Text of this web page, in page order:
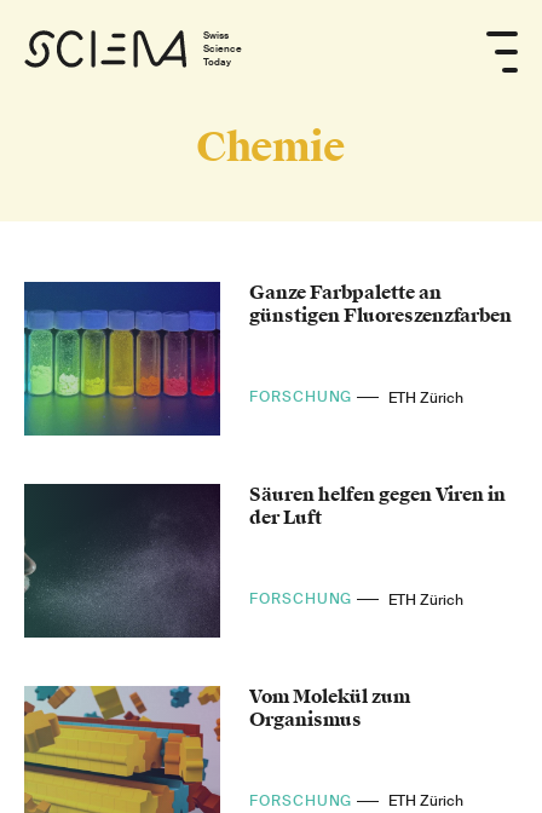
Swiss
Science
Today
Chemie
Ganze Farbpalette an
günstigen Fluoreszenzfarben
FORSCHUNG ETH Zürich
Säuren helfen gegen Viren in
der Luft
FORSCHUNG ETH Zürich
Vom Molekül zum
Organismus
FORSCHUNG ETH Zürich